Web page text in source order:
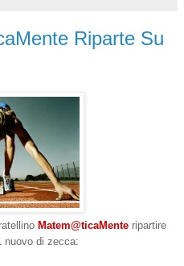
Riparte Su
Matem@ticaMente ripartire
nuovo di zecca: